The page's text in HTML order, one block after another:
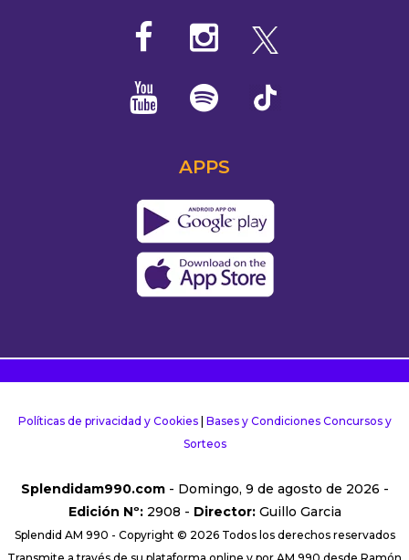
APPS
Políticas de privacidad y Cookies| Bases y Condiciones Concursos y
Sorteos
Splendidam990.com- Domingo, 9 de agosto de 2026 -
Edición Nº:2908 - Director:Guillo Garcia
Splendid AM 990 - Copyright © 2026 Todos los derechos reservados